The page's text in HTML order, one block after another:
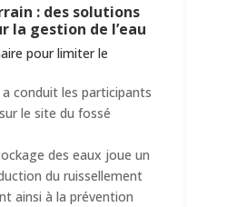
: des solutions
la gestion de l’eau
pour limiter le
conduit les participants
le site du fossé
des eaux joue un
du ruissellement
ainsi à la prévention